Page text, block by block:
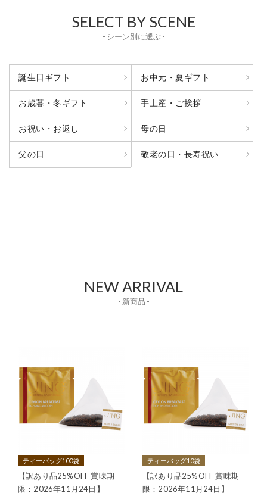
SELECT BY SCENE
- シーン別に選ぶ -
誕生日ギフト お中元・夏ギフト
お歳暮・冬ギフト 手土産・ご挨拶
お祝い・お返し 母の日
父の日 敬老の日・長寿祝い
NEW ARRIVAL
- 新商品 -
ティーバッグ100袋
【訳あり品25%OFF 賞味期
限：2026年11月24日】
ティーバッグ10袋
【訳あり品25%OFF 賞味期
限：2026年11月24日】